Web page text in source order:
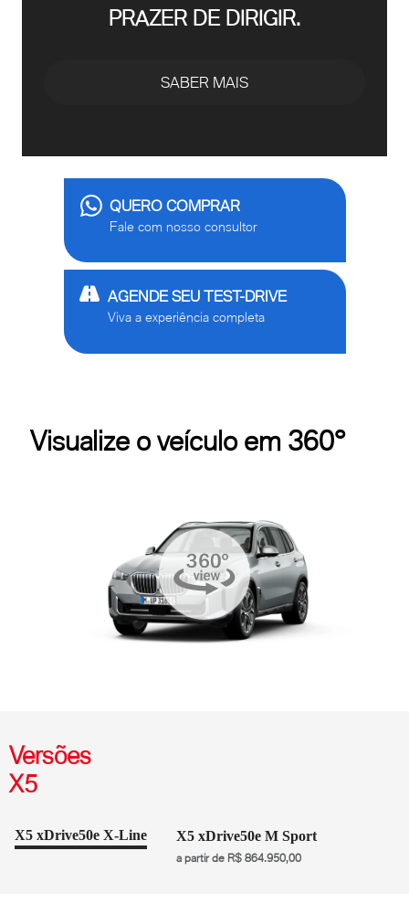
PRAZER DE DIRIGIR.
SABER MAIS
QUERO COMPRAR
Fale com nosso consultor
AGENDE SEU TEST-DRIVE
Viva a experiência completa
Visualize o veículo em 360°
Versões
X5
X5 xDrive50e X-Line X5 xDrive50e M Sport
a partir de R$ 864.950,00